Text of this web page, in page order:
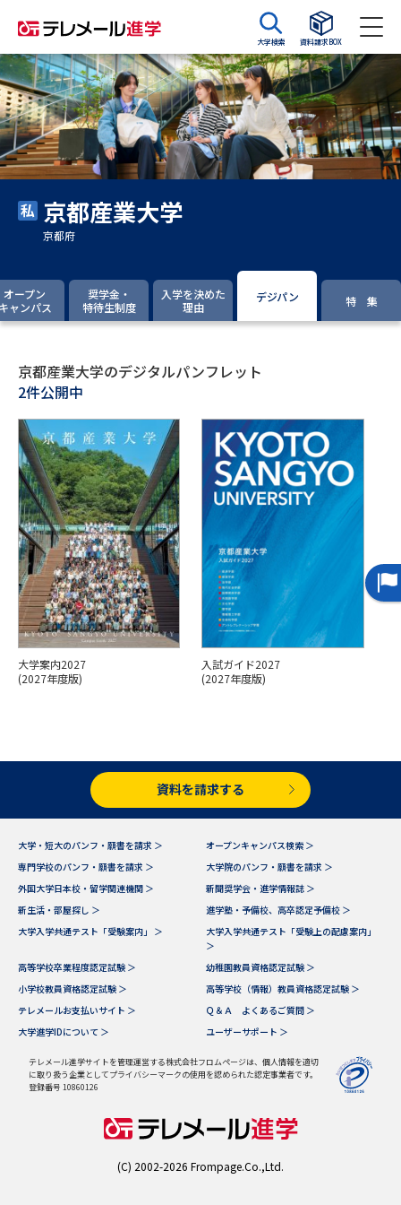
大学検索 資料請求BOX
資料請求 資料検索
大学・短大の資料種類から請求
大学パンフ
募集要項＆願書
過去問題集
専門学校の資料請求
留学・進学関連、塾・予備校
大学入学共通テスト「受験案
内」の請求
大学入学共通テスト「受験上の
配慮案内」の請求
高等学校卒業程度認定試験
幼稚園教員資格認定試験 小学校教員資格認定試験
高等学校（情報）教員資格認定
試験
大学検索
新増設大学・学部・学科特集
国際・グローバルに強い大学特
集
データサイエンス特集 奨学金・特待生制度特集
デジタルパンフレット 進路の３択
新学年スタート号特集ページ
新学年スタート号特集ページ
（高2生用）
SELFBRAND特集ページ
オープンキャンパスなどを調べる
オープンキャンパス検索 実施プログラムから探す
来場型・Web型イベント特集 夢ナビライブ
京都産業大学
京都府
オープン
ャンパス
奨学金・
特待生制度
入学を決めた
理由
デジパン 特 集
京都産業大学のデジタルパンフレット
2件公開中
大学案内2027
(2027年度版)
入試ガイド2027
(2027年度版)
資料を請求する
大学・短大のパンフ・願書を請求 ＞
オープンキャンパス検索 ＞
専門学校のパンフ・願書を請求 ＞
大学院のパンフ・願書を請求 ＞
外国大学日本校・留学関連機関 ＞
新聞奨学会・進学情報誌 ＞
新生活・部屋探し ＞
進学塾・予備校、高卒認定予備校 ＞
大学入学共通テスト「受験案内」 ＞
大学入学共通テスト「受験上の配慮案内」
＞
高等学校卒業程度認定試験 ＞
幼稚園教員資格認定試験 ＞
小学校教員資格認定試験 ＞
高等学校（情報）教員資格認定試験 ＞
テレメールお支払いサイト ＞
Ｑ＆Ａ よくあるご質問 ＞
大学進学IDについて ＞
ユーザーサポート ＞
テレメール進学サイトを管理運営する株式会社フロムページは、個人情報を適切
に取り扱う企業としてプライバシーマークの使用を認められた認定事業者です。
登録番号 10860126
(C) 2002-2026 Frompage.Co.,Ltd.